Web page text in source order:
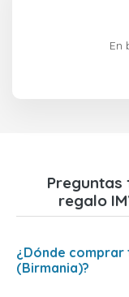
En
regalo
¿Dónde comprar
(Birmania)?